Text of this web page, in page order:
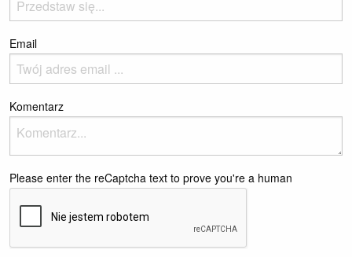
Email
Komentarz
Please enter the reCaptcha text to prove you're a human